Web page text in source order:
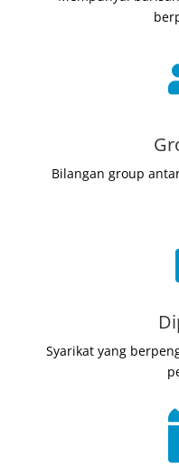
Bilangan group
Syarikat yang